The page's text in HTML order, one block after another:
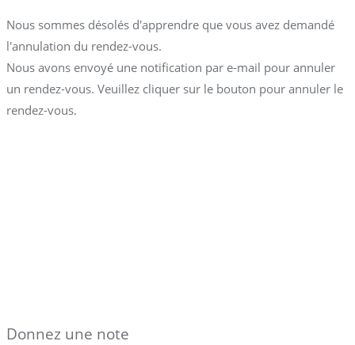
Nous sommes désolés d'apprendre que vous avez demandé
l'annulation du rendez-vous.
Nous avons envoyé une notification par e-mail pour annuler
un rendez-vous. Veuillez cliquer sur le bouton pour annuler le
rendez-vous.
Donnez une note